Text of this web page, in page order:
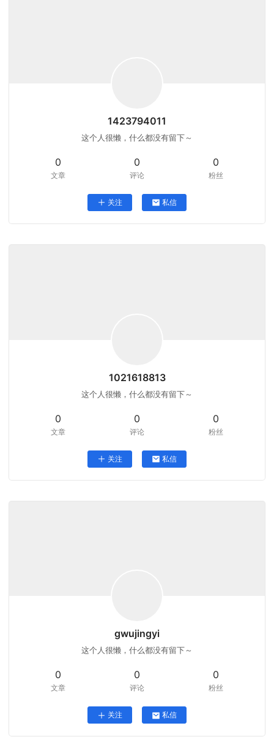
1423794011
这个人很懒，什么都没有留下～
0
文章
0
评论
0
粉丝
关注 私信
1021618813
这个人很懒，什么都没有留下～
0
文章
0
评论
0
粉丝
关注 私信
gwujingyi
这个人很懒，什么都没有留下～
0
文章
0
评论
0
粉丝
关注 私信